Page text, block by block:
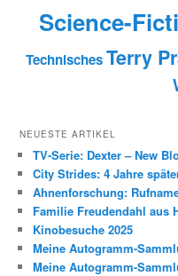
Science-
TechnischesTerry
NEUESTE ARTIKEL
TV-Serie: Dexter – New
City Strides: 4 Jahre
Ahnenforschung:
Familie Freudendahl aus
Kinobesuche 2025
Meine Autogramm-
Meine Autogramm-